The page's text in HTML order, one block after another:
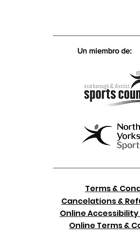
Un miembro de:
Terms &
Cancelations &
Online
Online Terms &